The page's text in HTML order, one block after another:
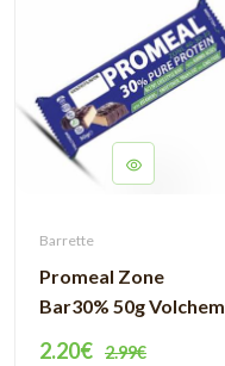
Barrette
Promeal Zone
Bar30% 50g Volchem
2.20€ 2.99€